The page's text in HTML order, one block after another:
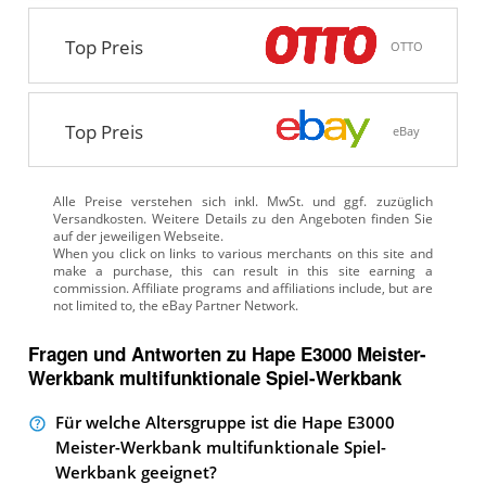
Top Preis OTTO
Top Preis eBay
Alle Preise verstehen sich inkl. MwSt. und ggf. zuzüglich
Versandkosten. Weitere Details zu den Angeboten finden Sie
auf der jeweiligen Webseite.
Fragen und Antworten zu Hape E3000 Meister-
Werkbank multifunktionale Spiel-Werkbank
Für welche Altersgruppe ist die Hape E3000
Meister-Werkbank multifunktionale Spiel-
Werkbank geeignet?